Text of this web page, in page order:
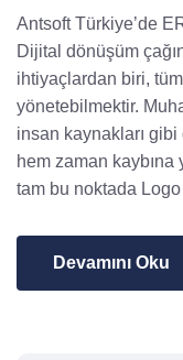
Antsoft Türkiye’de
Dijital dönüşüm
ihtiyaçlardan biri,
yönetebilmektir.
insan kaynakları gibi
hem zaman kaybına
tam bu noktada
Devamını Oku